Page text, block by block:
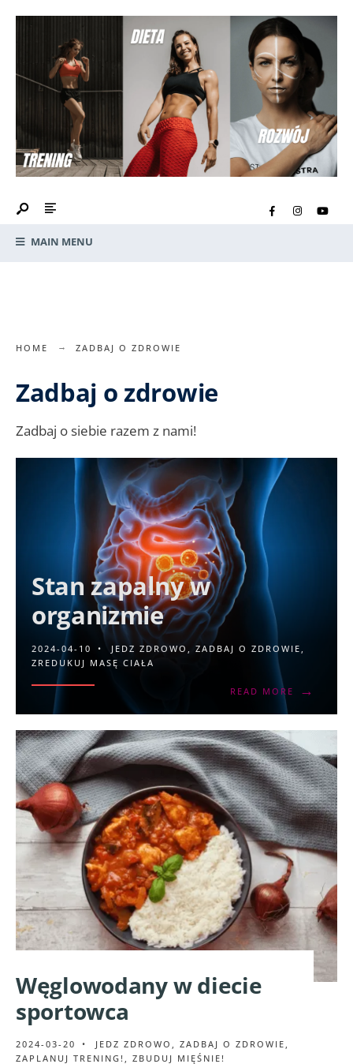
MAIN MENU
HOME ZADBAJ O ZDROWIE
Zadbaj o zdrowie
Zadbaj o siebie razem z nami!
Stan zapalny w
organizmie
2024-04-10 • JEDZ ZDROWO , ZADBAJ O ZDROWIE,
ZREDUKUJ MASĘ CIAŁA
READ MORE →
Węglowodany w diecie
sportowca
2024-03-20 • JEDZ ZDROWO , ZADBAJ O ZDROWIE ,
ZAPLANUJ TRENING! , ZBUDUJ MIĘŚNIE!